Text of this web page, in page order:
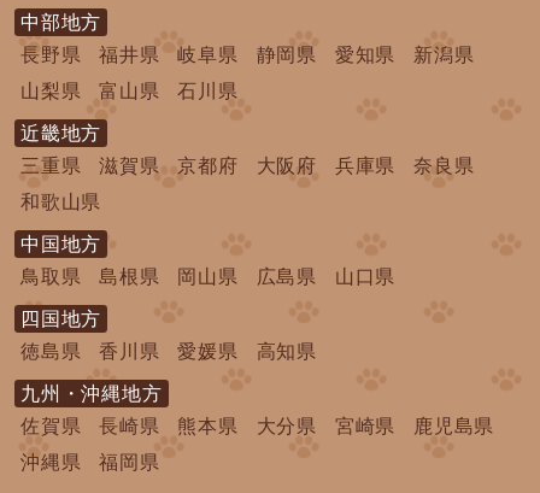
中部地方
長野県
福井県 岐阜県 静岡県 愛知県
新潟県
山梨県
富山県 石川県
近畿地方
三重県
滋賀県 京都府 大阪府 兵庫県
奈良県
和歌山県
中国地方
鳥取県
島根県 岡山県 広島県 山口県
四国地方
徳島県
香川県 愛媛県 高知県
九州・沖縄地方
佐賀県
長崎県 熊本県 大分県 宮崎県
鹿児島県
沖縄県
福岡県